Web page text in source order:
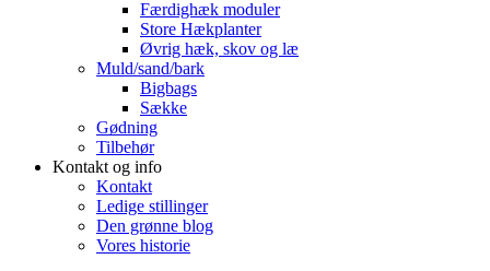
Færdighæk moduler
Store Hækplanter
Øvrig hæk, skov og læ
Muld/sand/bark
Bigbags
Sække
Gødning
Tilbehør
Kontakt og info
Kontakt
Ledige stillinger
Den grønne blog
Vores historie